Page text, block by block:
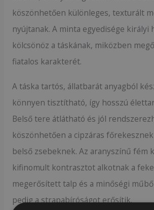
köszönhetően különleges, texturált
nyújtanak. A minta egyedisége királyi
kölcsönöz a táskának, miközben
fiatalos karakterét.
A táska tartós, állatbarát anyagból
könnyen tisztítható, így hosszú
Belső tere átlátható és jól
köszönhetően a cipzáras
belső zsebeknek. Az aranyszínű fém
kifinomult kontrasztot alkotnak a
megerősített talp és a minőségi
pedig a strapabíróságot erősítik.